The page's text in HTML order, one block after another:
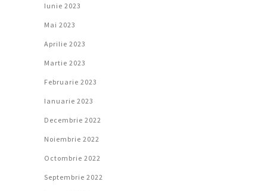
Iunie 2023
Mai 2023
Aprilie 2023
Martie 2023
Februarie 2023
Ianuarie 2023
Decembrie 2022
Noiembrie 2022
Octombrie 2022
Septembrie 2022